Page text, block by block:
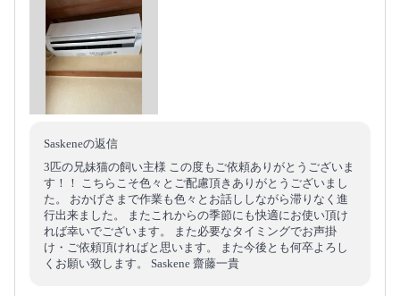
Saskeneの返信
3匹の兄妹猫の飼い主様 この度もご依頼ありがとうございま
す！！ こちらこそ色々とご配慮頂きありがとうございまし
た。 おかげさまで作業も色々とお話ししながら滞りなく進
行出来ました。 またこれからの季節にも快適にお使い頂け
れば幸いでございます。 また必要なタイミングでお声掛
け・ご依頼頂ければと思います。 また今後とも何卒よろし
くお願い致します。 Saskene 齋藤一貴